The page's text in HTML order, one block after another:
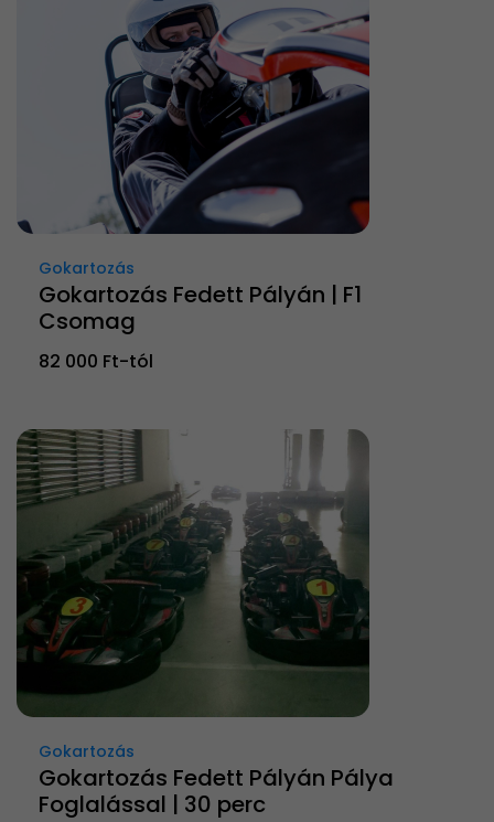
Gokartozás
Gokartozás Fedett Pályán | F1
Csomag
82 000 Ft-tól
Gokartozás
Gokartozás Fedett Pályán Pálya
Foglalással | 30 perc